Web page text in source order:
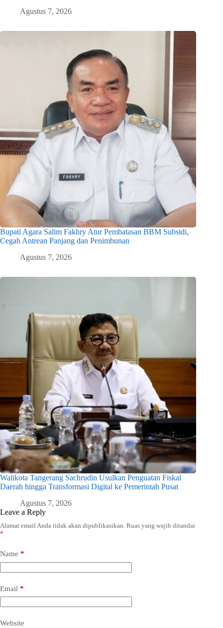
Agustus 7, 2026
Bupati Agara Salim Fakhry Atur Pembatasan BBM Subsidi,
Cegah Antrean Panjang dan Penimbunan
Agustus 7, 2026
Walikota Tangerang Sachrudin Usulkan Penguatan Fiskal
Daerah hingga Transformasi Digital ke Pemerintah Pusat
Agustus 7, 2026
Leave a Reply
Alamat email Anda tidak akan dipublikasikan. Ruas yang wajib ditandai
*
Name *
Email *
Website